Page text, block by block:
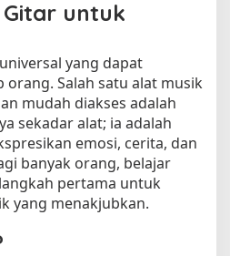
untuk
yang dapat
Salah satu alat musik
mudah diakses adalah
sekadar alat; ia adalah
emosi, cerita, dan
banyak orang, belajar
pertama untuk
yang menakjubkan.